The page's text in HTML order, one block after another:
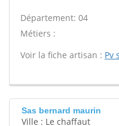
Département: 04
Métiers :
Voir la fiche artisan : Pv
Sas bernard maurin
Ville : Le chaffaut